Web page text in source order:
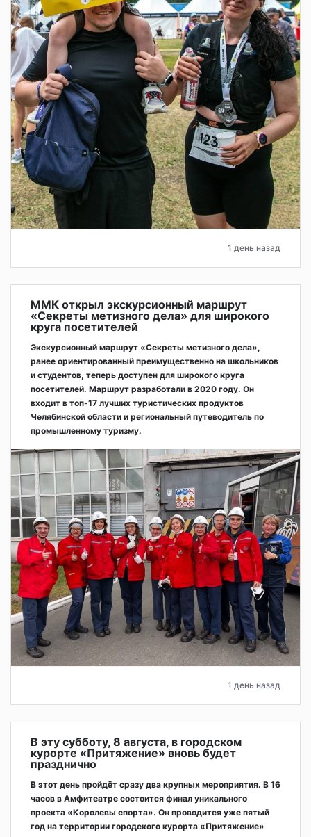
1 день назад
ММК открыл экскурсионный маршрут
«Секреты метизного дела» для широкого
круга посетителей
Экскурсионный маршрут «Секреты метизного дела»,
ранее ориентированный преимущественно на школьников
и студентов, теперь доступен для широкого круга
посетителей. Маршрут разработали в 2020 году. Он
входит в топ-17 лучших туристических продуктов
Челябинской области и региональный путеводитель по
промышленному туризму.
1 день назад
В эту субботу, 8 августа, в городском
курорте «Притяжение» вновь будет
празднично
В этот день пройдёт сразу два крупных мероприятия. В 16
часов в Амфитеатре состоится финал уникального
проекта «Королевы спорта». Он проводится уже пятый
год на территории городского курорта «Притяжение»